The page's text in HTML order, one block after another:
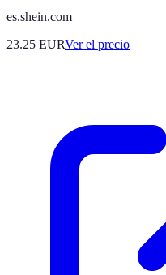
es.shein.com
23.25 EURVer el precio